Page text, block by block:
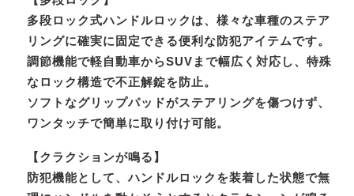
多段ロック式ハンドルロックは、様々な車種のステア
リングに確実に固定できる便利な防犯アイテムです。
調節機能で軽自動車からSUVまで幅広く対応し、特殊
なロック構造で不正解錠を防止。
ソフトなグリップパッドがステアリングを傷つけず、
ワンタッチで簡単に取り付け可能。
【クラクションが鳴る】
防犯機能として、ハンドルロックを装着した状態で無